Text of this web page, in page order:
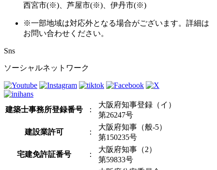
西宮市(※)、芦屋市(※)、伊丹市(※)
※一部地域は対応外となる場合がございます。詳細は
お問い合わせください。
Sns
ソーシャルネットワーク
建築士事務所登録番号 ：
大阪府知事登録（イ）
第26247号
建設業許可 ：
大阪府知事（般-5）
第150235号
宅建免許証番号 ：
大阪府知事（2）
第59833号